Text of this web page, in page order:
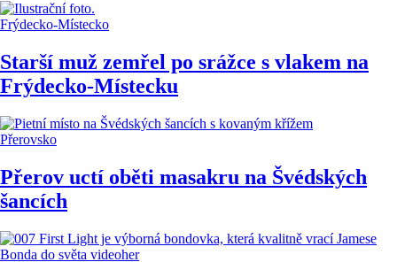
Frýdecko-Místecko
Starší muž zemřel po srážce s vlakem na
Frýdecko-Místecku
Přerovsko
Přerov uctí oběti masakru na Švédských
šancích